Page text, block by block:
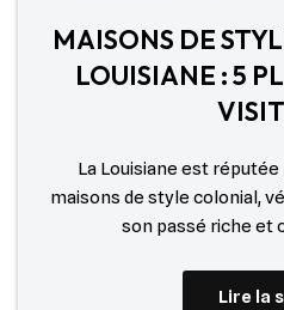
MAISONS DE
LOUISIANE : 5
La Louisiane est
maisons de style colonial,
son passé riche et
Lire la